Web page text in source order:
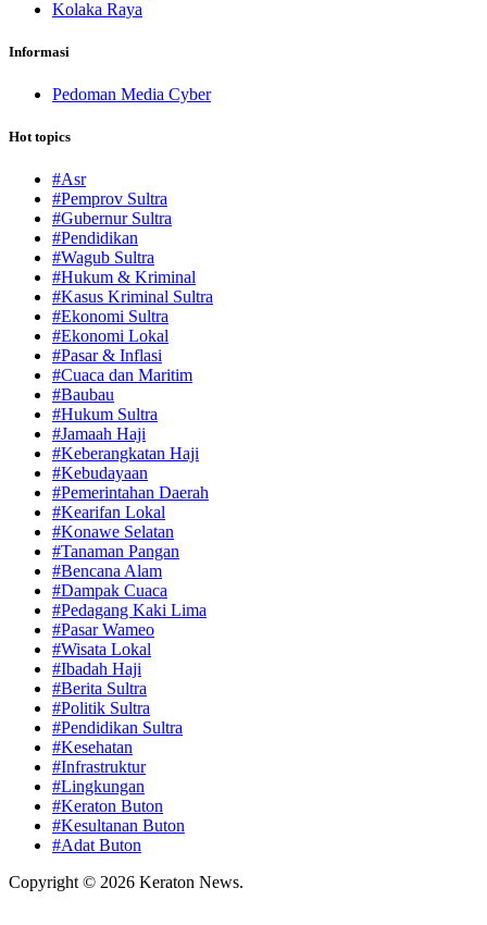
Kolaka Raya
Informasi
Pedoman Media Cyber
Hot topics
#Asr
#Pemprov Sultra
#Gubernur Sultra
#Pendidikan
#Wagub Sultra
#Hukum & Kriminal
#Kasus Kriminal Sultra
#Ekonomi Sultra
#Ekonomi Lokal
#Pasar & Inflasi
#Cuaca dan Maritim
#Baubau
#Hukum Sultra
#Jamaah Haji
#Keberangkatan Haji
#Kebudayaan
#Pemerintahan Daerah
#Kearifan Lokal
#Konawe Selatan
#Tanaman Pangan
#Bencana Alam
#Dampak Cuaca
#Pedagang Kaki Lima
#Pasar Wameo
#Wisata Lokal
#Ibadah Haji
#Berita Sultra
#Politik Sultra
#Pendidikan Sultra
#Kesehatan
#Infrastruktur
#Lingkungan
#Keraton Buton
#Kesultanan Buton
#Adat Buton
Copyright © 2026 Keraton News.